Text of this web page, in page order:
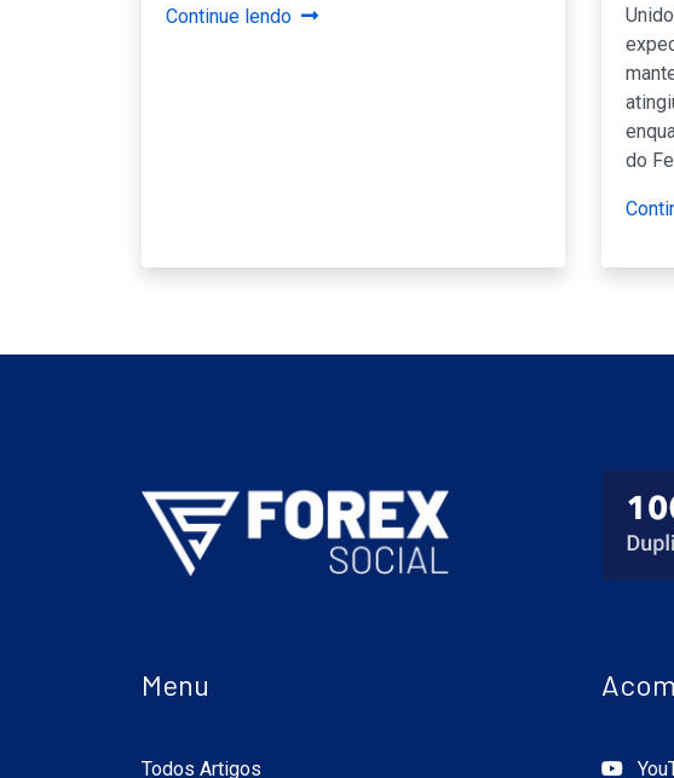
Continue lendo
do
Menu
Todos Artigos